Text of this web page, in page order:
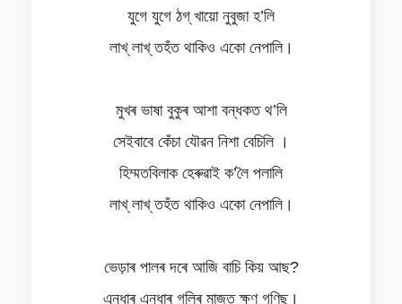
যুগে যুগে ঠগ্ খায়ো নুবুজা হ’লি
লাখ্ লাখ্ তহঁত থাকিও একো নেপালি।
মুখৰ ভাষা বুকুৰ আশা বন্ধকত থ’লি
সেইবাবে কেঁচা যৌৱন নিশা বেচিলি ।
হিম্মতবিলাক হেৰুৱাই ক’লৈ পলালি
লাখ্ লাখ্ তহঁত থাকিও একো নেপালি।
ভেড়াৰ পালৰ দৰে আজি বাচি কিয় আছ?
এন্ধাৰ এন্ধাৰ গলিৰ মাজত ক্ষণ গণিছ।